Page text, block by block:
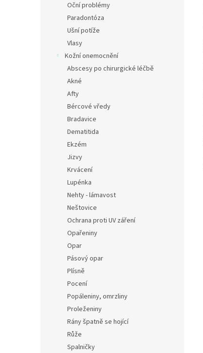
Oční problémy
Paradontóza
Ušní potíže
Vlasy
Kožní onemocnění
Abscesy po chirurgické léčbě
Akné
Afty
Bércové vředy
Bradavice
Dematitida
Ekzém
Jizvy
Krvácení
Lupénka
Nehty - lámavost
Neštovice
Ochrana proti UV záření
Opařeniny
Opar
Pásový opar
Plísně
Pocení
Popáleniny, omrzliny
Proleženiny
Rány špatně se hojící
Růže
Spalničky